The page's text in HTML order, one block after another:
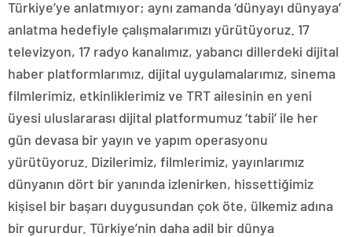
Türkiye’ye anlatmıyor; aynı zamanda ‘dünyayı dünyaya’
anlatma hedefiyle çalışmalarımızı yürütüyoruz. 17
televizyon, 17 radyo kanalımız, yabancı dillerdeki dijital
haber platformlarımız, dijital uygulamalarımız, sinema
filmlerimiz, etkinliklerimiz ve TRT ailesinin en yeni
üyesi uluslararası dijital platformumuz ‘tabii’ ile her
gün devasa bir yayın ve yapım operasyonu
yürütüyoruz. Dizilerimiz, filmlerimiz, yayınlarımız
dünyanın dört bir yanında izlenirken, hissettiğimiz
kişisel bir başarı duygusundan çok öte, ülkemiz adına
bir gururdur. Türkiye’nin daha adil bir dünya